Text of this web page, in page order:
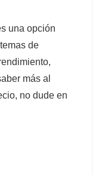
una opción
de
más al
no dude en